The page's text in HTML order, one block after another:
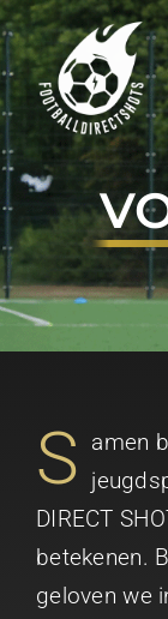
Skip
to
content
HOME
OVER FDS
TRAININGEN
BOEK EEN
S ​amen
DIRECT
betekenen.
geloven we